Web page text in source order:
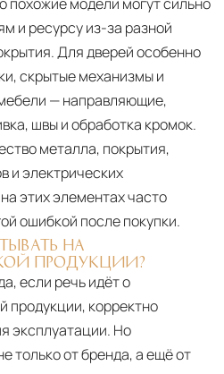
и ресурсу из-за разной
Для дверей особенно
скрытые механизмы и
— направляющие,
швы и обработка кромок.
металла, покрытия,
и электрических
этих элементах часто
ошибкой после покупки.
НА
ПРОДУКЦИИ?
если речь идёт о
продукции, корректно
эксплуатации. Но
только от бренда, а ещё от